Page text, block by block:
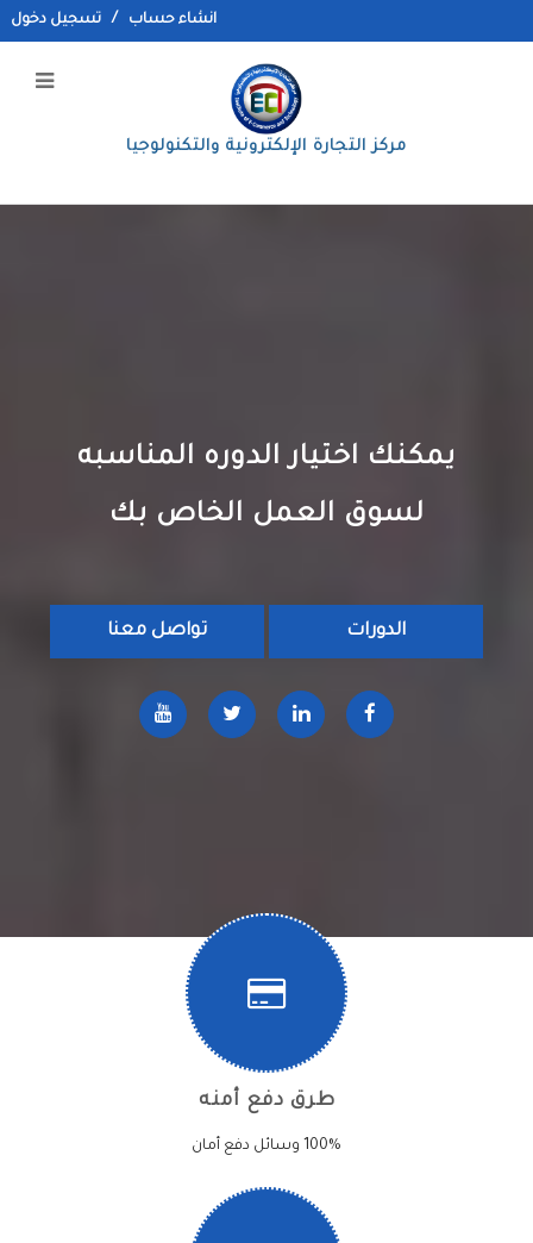
انشاء حساب / تسجيل دخول
مركز التجارة الإلكترونية والتكنولوجيا
يمكنك اختيار الدوره المناسبه
لسوق العمل الخاص بك
الدورات تواصل معنا
طرق دفع أمنه
100% وسائل دفع أمان